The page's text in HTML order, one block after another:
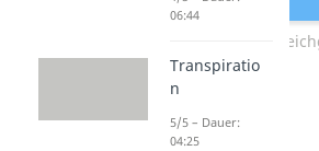
Das Ohr als
06:44
Transpiratio
n
5/5 – Dauer:
04:25